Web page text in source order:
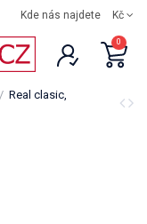
Kde nás najdete Kč
0
Real clasic,